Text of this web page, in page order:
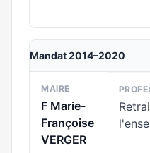
Mandat 2014–2020
MAIRE
F Marie-
Françoise
VERGER